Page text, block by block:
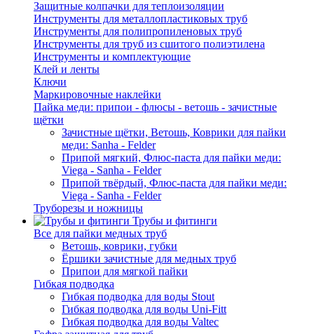
Защитные колпачки для теплоизоляции
Инструменты для металлопластиковых труб
Инструменты для полипропиленовых труб
Инструменты для труб из сшитого полиэтилена
Инструменты и комплектующие
Клей и ленты
Ключи
Маркировочные наклейки
Пайка меди: припои - флюсы - ветошь - зачистные
щётки
Зачистные щётки, Ветошь, Коврики для пайки
меди: Sanha - Felder
Припой мягкий, Флюс-паста для пайки меди:
Viega - Sanha - Felder
Припой твёрдый, Флюс-паста для пайки меди:
Viega - Sanha - Felder
Труборезы и ножницы
Трубы и фитинги
Все для пайки медных труб
Ветошь, коврики, губки
Ёршики зачистные для медных труб
Припои для мягкой пайки
Гибкая подводка
Гибкая подводка для воды Stout
Гибкая подводка для воды Uni-Fitt
Гибкая подводка для воды Valtec